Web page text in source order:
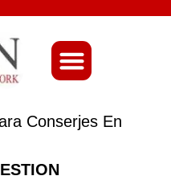
Conserjes En